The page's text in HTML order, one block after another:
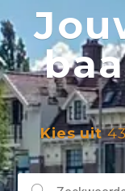
Kies uit